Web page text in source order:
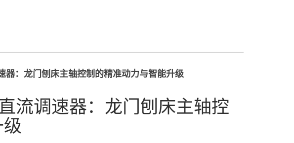
器：龙门刨床主轴控制的精准动力与智能升级
流调速器：龙门刨床主轴控